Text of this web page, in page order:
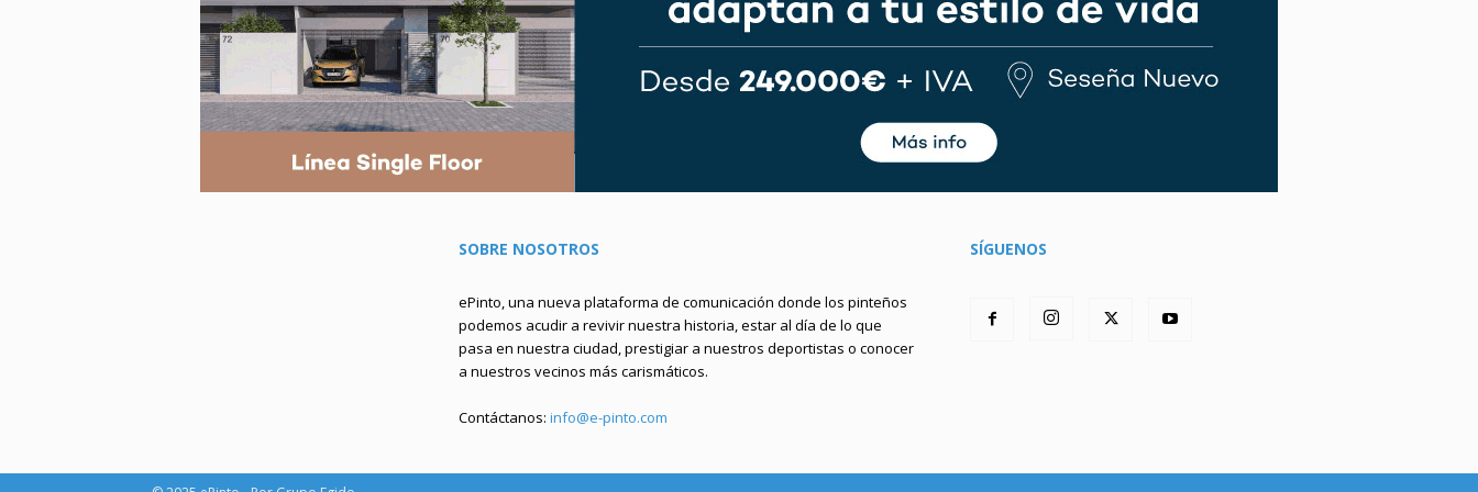
SOBRE NOSOTROS
ePinto, una nueva plataforma de comunicación donde los pinteños
podemos acudir a revivir nuestra historia, estar al día de lo que
pasa en nuestra ciudad, prestigiar a nuestros deportistas o conocer
a nuestros vecinos más carismáticos.
Contáctanos: info@e-pinto.com
SÍGUENOS